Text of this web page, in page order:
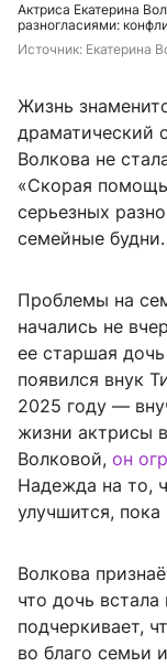
Актриса Екатерина
разногласиями:
Источник: Екатерина
Жизнь
драматический
Волкова не
«Скорая
серьезных
семейные будни.
Проблемы на
начались не
ее старшая
появился внук
2025 году —
жизни актрисы
Волковой, он
Надежда на то,
улучшится, пока
Волкова
что дочь
подчеркивает,
во благо семьи